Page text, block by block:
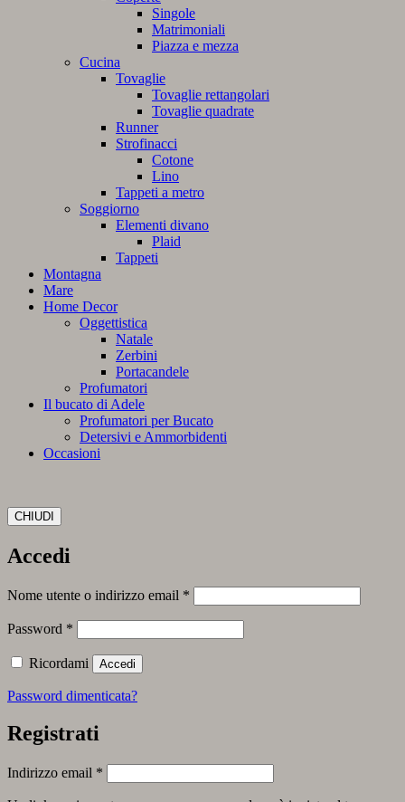
Singole
Matrimoniali
Piazza e mezza
Cucina
Tovaglie
Tovaglie rettangolari
Tovaglie quadrate
Runner
Strofinacci
Cotone
Lino
Tappeti a metro
Soggiorno
Elementi divano
Plaid
Tappeti
Montagna
Mare
Home Decor
Oggettistica
Natale
Zerbini
Portacandele
Profumatori
Il bucato di Adele
Profumatori per Bucato
Detersivi e Ammorbidenti
Occasioni
CHIUDI
Accedi
Nome utente o indirizzo email *
Password *
Ricordami Accedi
Password dimenticata?
Registrati
Indirizzo email *